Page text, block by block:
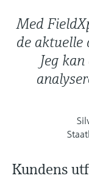
Med
de aktuelle
Jeg
Kundens